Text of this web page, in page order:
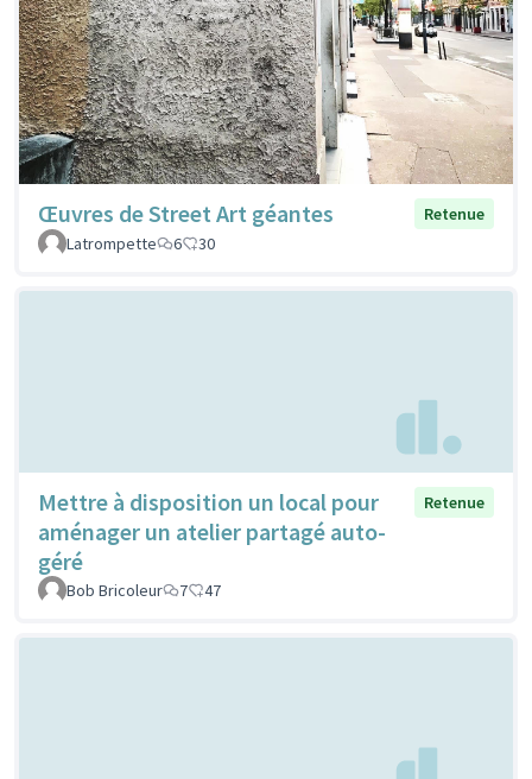
Œuvres de Street Art géantes
Retenue
Latrompette
6 30
Mettre à disposition un local pour
aménager un atelier partagé auto-
géré
Retenue
Bob Bricoleur 7 47